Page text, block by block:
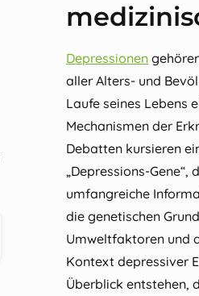
Depressionen
aller Alters‑ und
Laufe seines Lebens
Mechanismen der
Debatten kursieren
umfangreiche
die genetischen
Umweltfaktoren und
Kontext depressiver
Überblick entstehen,